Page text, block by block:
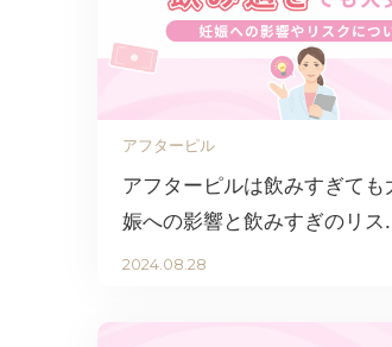
アフターピル
アフターピルは飲みすぎても
娠への影響と飲みすぎのリス
2024.08.28